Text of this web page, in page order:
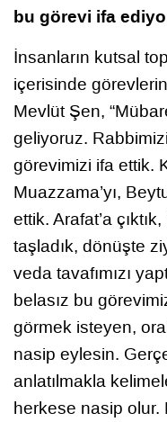
bu görevi ifa
İnsanların kutsal
içerisinde
Mevlüt Şen,
geliyoruz.
görevimizi ifa ettik.
Muazzama’yı,
ettik. Arafat’a
taşladık, dönüşte
veda tavafımızı
belasız bu
görmek isteyen,
nasip eylesin.
anlatılmakla
herkese nasip olur.